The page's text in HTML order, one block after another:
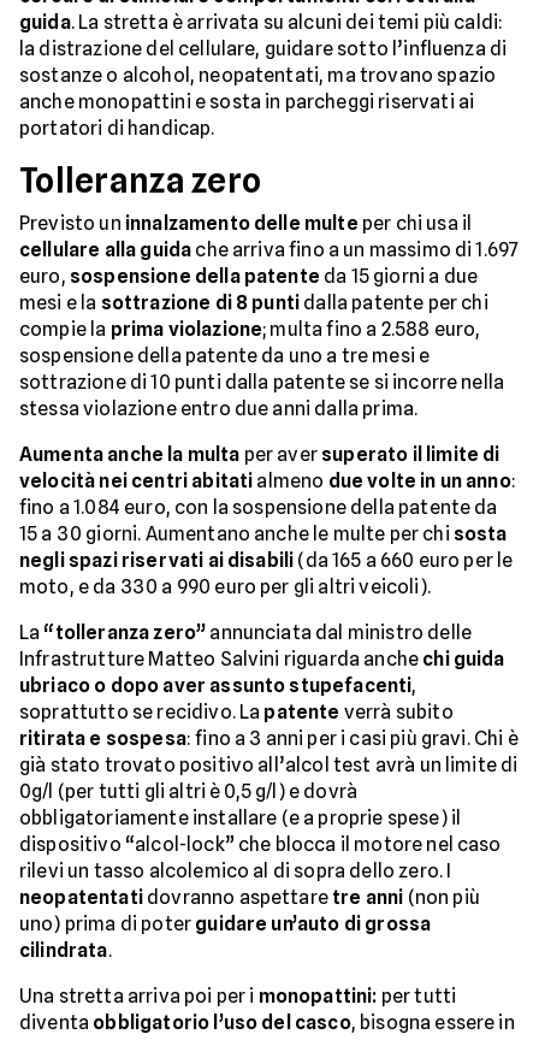
guida. La stretta è arrivata su alcuni dei temi più caldi:
la distrazione del cellulare, guidare sotto l’influenza di
sostanze o alcohol, neopatentati, ma trovano spazio
anche monopattini e sosta in parcheggi riservati ai
portatori di handicap.
Tolleranza zero
Previsto un innalzamento delle multe per chi usa il
cellulare alla guida che arriva fino a un massimo di 1.697
euro, sospensione della patente da 15 giorni a due
mesi e la sottrazione di 8 punti dalla patente per chi
compie la prima violazione; multa fino a 2.588 euro,
sospensione della patente da uno a tre mesi e
sottrazione di 10 punti dalla patente se si incorre nella
stessa violazione entro due anni dalla prima.
Aumenta anche la multa per aver superato il limite di
velocità nei centri abitati almeno due volte in un anno:
fino a 1.084 euro, con la sospensione della patente da
15 a 30 giorni. Aumentano anche le multe per chi sosta
negli spazi riservati ai disabili (da 165 a 660 euro per le
moto, e da 330 a 990 euro per gli altri veicoli).
La “tolleranza zero” annunciata dal ministro delle
Infrastrutture Matteo Salvini riguarda anche chi guida
ubriaco o dopo aver assunto stupefacenti,
soprattutto se recidivo. La patente verrà subito
ritirata e sospesa: fino a 3 anni per i casi più gravi. Chi è
già stato trovato positivo all’alcol test avrà un limite di
0g/l (per tutti gli altri è 0,5 g/l) e dovrà
obbligatoriamente installare (e a proprie spese) il
dispositivo “alcol-lock” che blocca il motore nel caso
rilevi un tasso alcolemico al di sopra dello zero. I
neopatentatidovranno aspettare tre anni (non più
uno) prima di poter guidare un’auto di grossa
cilindrata.
Una stretta arriva poi per i monopattini: per tutti
diventa obbligatorio l’uso del casco, bisogna essere in